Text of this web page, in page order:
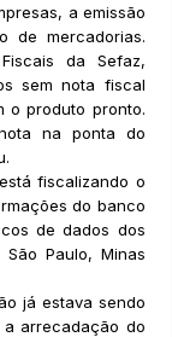
a emissão
de mercadorias.
da Sefaz,
sem nota fiscal
o produto pronto.
na ponta do
fiscalizando o
do banco
de dados dos
Paulo, Minas
já estava sendo
arrecadação do